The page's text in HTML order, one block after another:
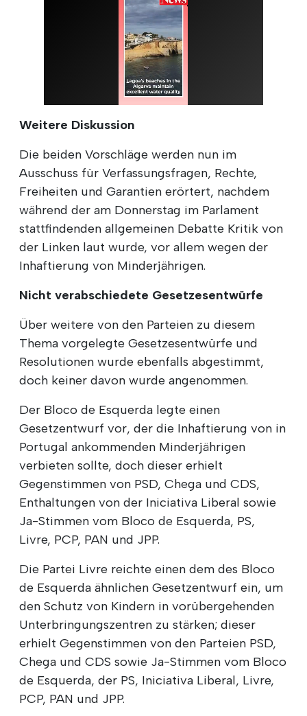
Weitere Diskussion
Die beiden Vorschläge werden nun im
Ausschuss für Verfassungsfragen, Rechte,
Freiheiten und Garantien erörtert, nachdem
während der am Donnerstag im Parlament
stattfindenden allgemeinen Debatte Kritik von
der Linken laut wurde, vor allem wegen der
Inhaftierung von Minderjährigen.
Nicht verabschiedete Gesetzesentwürfe
Über weitere von den Parteien zu diesem
Thema vorgelegte Gesetzesentwürfe und
Resolutionen wurde ebenfalls abgestimmt,
doch keiner davon wurde angenommen.
Der Bloco de Esquerda legte einen
Gesetzentwurf vor, der die Inhaftierung von in
Portugal ankommenden Minderjährigen
verbieten sollte, doch dieser erhielt
Gegenstimmen von PSD, Chega und CDS,
Enthaltungen von der Iniciativa Liberal sowie
Ja-Stimmen vom Bloco de Esquerda, PS,
Livre, PCP, PAN und JPP.
Die Partei Livre reichte einen dem des Bloco
de Esquerda ähnlichen Gesetzentwurf ein, um
den Schutz von Kindern in vorübergehenden
Unterbringungszentren zu stärken; dieser
erhielt Gegenstimmen von den Parteien PSD,
Chega und CDS sowie Ja-Stimmen vom Bloco
de Esquerda, der PS, Iniciativa Liberal, Livre,
PCP, PAN und JPP.